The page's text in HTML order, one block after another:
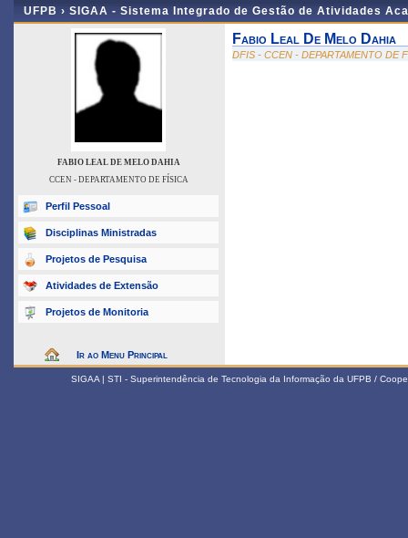
UFPB › SIGAA - Sistema Integrado de Gestão de Atividades
FABIO LEAL DE MELO DAHIA
CCEN - DEPARTAMENTO DE FÍSICA
Perfil Pessoal
Disciplinas Ministradas
Projetos de Pesquisa
Atividades de Extensão
Projetos de Monitoria
Ir ao Menu Principal
Fabio Leal De Melo Dahia
DFIS - CCEN - DEPARTAMENTO DE
SIGAA | STI - Superintendência de Tecnologia da Informação da UFPB /